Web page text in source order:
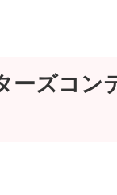
ーズコン